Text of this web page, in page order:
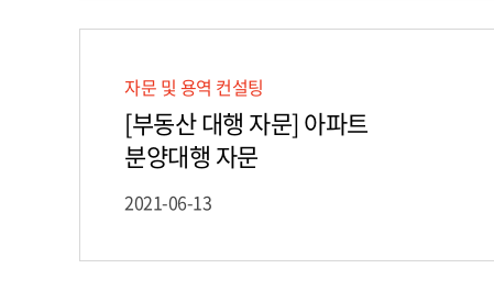
자문 및 용역 컨설팅
[부동산 대행 자문] 아파트
분양대행 자문
2021-06-13